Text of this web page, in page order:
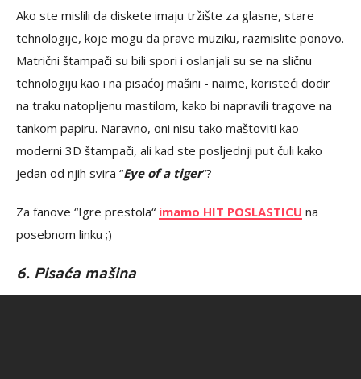
Ako ste mislili da diskete imaju tržište za glasne, stare
tehnologije, koje mogu da prave muziku, razmislite ponovo.
Matrični štampači su bili spori i oslanjali su se na sličnu
tehnologiju kao i na pisaćoj mašini - naime, koristeći dodir
na traku natopljenu mastilom, kako bi napravili tragove na
tankom papiru. Naravno, oni nisu tako maštoviti kao
moderni 3D štampači, ali kad ste posljednji put čuli kako
jedan od njih svira “Eye of a tiger“?
Za fanove “Igre prestola“ imamo HIT POSLASTICU na
posebnom linku ;)
6. Pisaća mašina